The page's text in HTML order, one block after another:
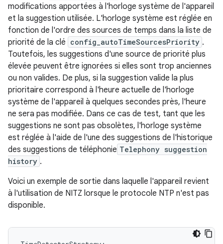
modifications apportées à l'horloge système de l'appareil
et la suggestion utilisée. L'horloge système est réglée en
fonction de l'ordre des sources de temps dans la liste de
priorité de la clé config_autoTimeSourcesPriority .
Toutefois, les suggestions d'une source de priorité plus
élevée peuvent être ignorées si elles sont trop anciennes
ou non valides. De plus, si la suggestion valide la plus
prioritaire correspond à l'heure actuelle de l'horloge
système de l'appareil à quelques secondes près, l'heure
ne sera pas modifiée. Dans ce cas de test, tant que les
suggestions ne sont pas obsolètes, l'horloge système
est réglée à l'aide de l'une des suggestions de l'historique
des suggestions de téléphonie Telephony suggestion
history .
Voici un exemple de sortie dans laquelle l'appareil revient
à l'utilisation de NITZ lorsque le protocole NTP n'est pas
disponible.